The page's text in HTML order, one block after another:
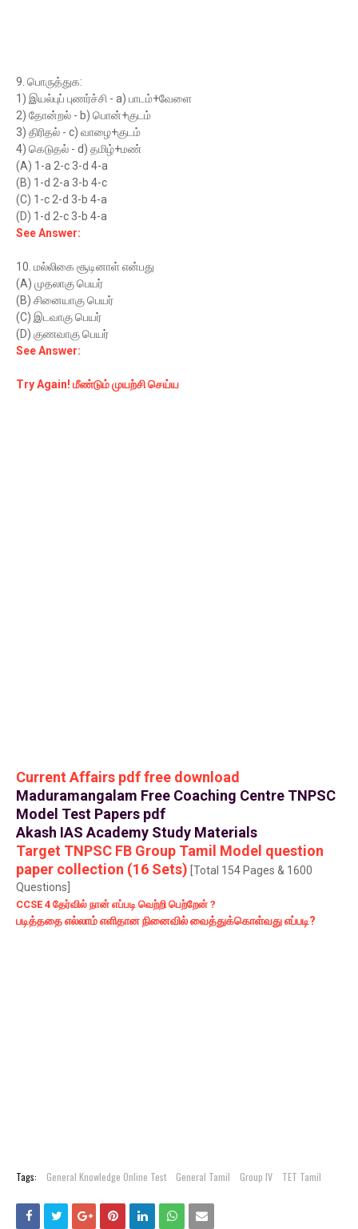
9. பொருத்துக:
1) இயல்புப் புணர்ச்சி - a) பாடம்+வேளை
2) தோன்றல் - b) பொன்+குடம்
3) திரிதல் - c) வாழை+குடம்
4) கெடுதல் - d) தமிழ்+மண்
(A) 1-a 2-c 3-d 4-a
(B) 1-d 2-a 3-b 4-c
(C) 1-c 2-d 3-b 4-a
(D) 1-d 2-c 3-b 4-a
See Answer:
10. மல்லிகை சூடினாள் என்பது
(A) முதலாகு பெயர்
(B) சினையாகு பெயர்
(C) இடவாகு பெயர்
(D) குணவாகு பெயர்
See Answer:
Try Again! மீண்டும் முயற்சி செய்ய
Current Affairs pdf free download
Maduramangalam Free Coaching Centre TNPSC
Model Test Papers pdf
Akash IAS Academy Study Materials
Target TNPSC FB Group Tamil Model question
paper collection (16 Sets) [Total 154 Pages & 1600
Questions]
CCSE 4 தேர்வில் நான் எப்படி வெற்றி பெற்றேன் ?
படித்ததை எல்லாம் எளிதான நினைவில் வைத்துக்கொள்வது எப்படி?
Tags: General Knowledge Online Test General Tamil Group IV TET Tamil